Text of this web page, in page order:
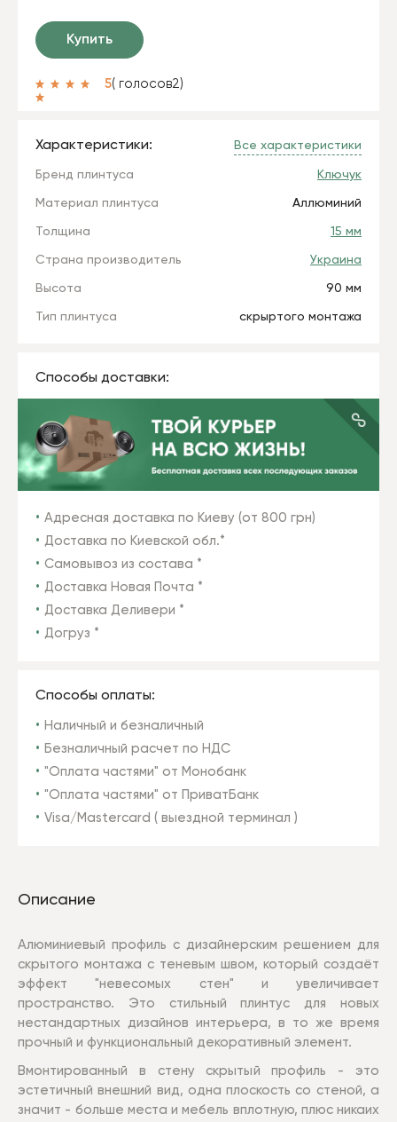
Купить
5( голосов2)
Характеристики: Все характеристики
Бренд плинтуса Ключук
Материал плинтуса Аллюминий
Толщина 15 мм
Страна производитель Украина
Высота 90 мм
Тип плинтуса скрыртого монтажа
Способы доставки:
Адресная доставка по Киеву (от 800 грн)
Доставка по Киевской обл.*
Самовывоз из состава *
Доставка Новая Почта *
Доставка Деливери *
Догруз *
Способы оплаты:
Наличный и безналичный
Безналичный расчет по НДС
"Оплата частями" от Монобанк
"Оплата частями" от ПриватБанк
Visa/Mastercard ( выездной терминал )
Описание
Алюминиевый профиль с дизайнерским решением для
скрытого монтажа с теневым швом, который создаёт
эффект "невесомых стен" и увеличивает
пространство. Это стильный плинтус для новых
нестандартных дизайнов интерьера, в то же время
прочный и функциональный декоративный элемент.
Вмонтированный в стену скрытый профиль - это
эстетичный внешний вид, одна плоскость со стеной, а
значит - больше места и мебель вплотную, плюс никаих